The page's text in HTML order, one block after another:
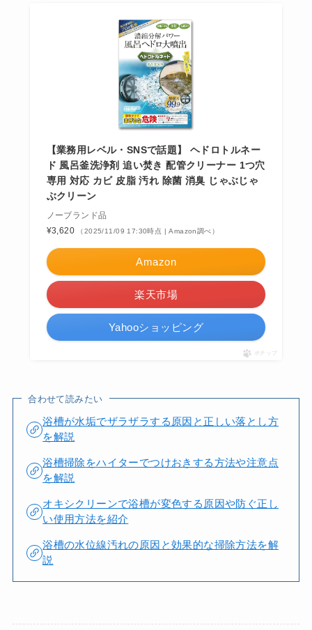
【業務用レベル・SNSで話題】 ヘドロトルネー
ド 風呂釜洗浄剤 追い焚き 配管クリーナー 1つ穴
専用 対応 カビ 皮脂 汚れ 除菌 消臭 じゃぶじゃ
ぶクリーン
ノーブランド品
¥3,620
（2025/11/09 17:30時点 | Amazon調べ）
Amazon
楽天市場
Yahooショッピング
ポチップ
合わせて読みたい
浴槽が水垢でザラザラする原因と正しい落とし方
を解説
浴槽掃除をハイターでつけおきする方法や注意点
を解説
オキシクリーンで浴槽が変色する原因や防ぐ正し
い使用方法を紹介
浴槽の水位線汚れの原因と効果的な掃除方法を解
説